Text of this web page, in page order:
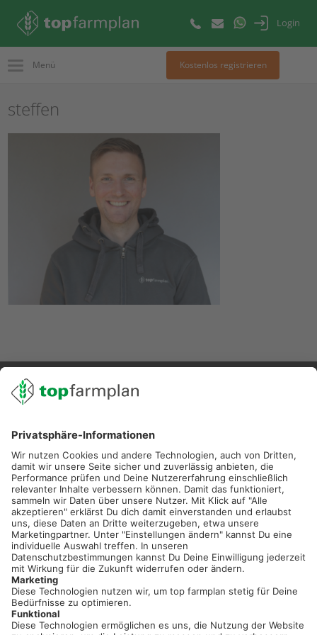
Login
Menü Kostenlos registrieren
steffen
02501 801 44 84
service@topfarmplan.de
Sei immer auf dem Laufenden!
Neue Features, spannende Tipps und hilfreiche Anleitungen!